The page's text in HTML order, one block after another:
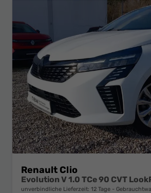
Renault Clio
Evolution V 1.0 TCe 90 CVT
unverbindliche Lieferzeit: 12 Tage